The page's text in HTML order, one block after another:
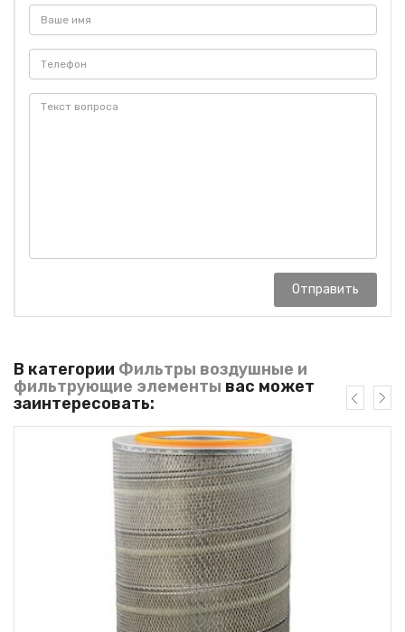
Отправить
В категории Фильтры воздушные и
фильтрующие элементы вас может
заинтересовать: